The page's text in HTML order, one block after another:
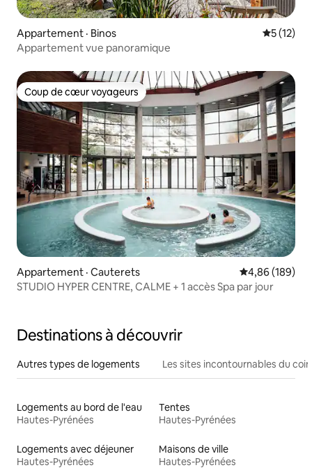
Appartement · Binos Note
5 (12)
Appartement vue panoramique
Coup de cœur voyageurs
Coup de cœur voyageurs
Appartement · Cauterets Note
4,86 (189)
STUDIO HYPER CENTRE, CALME + 1 accès Spa par jour
Destinations à découvrir
Autres types de logements Les sites incontournables du coin
Logements au bord de l'eau
Hautes-Pyrénées
Tentes
Hautes-Pyrénées
Logements avec déjeuner
Hautes-Pyrénées
Maisons de ville
Hautes-Pyrénées